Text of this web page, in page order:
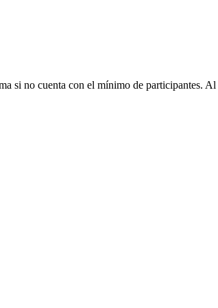
si no cuenta con el mínimo de participantes.